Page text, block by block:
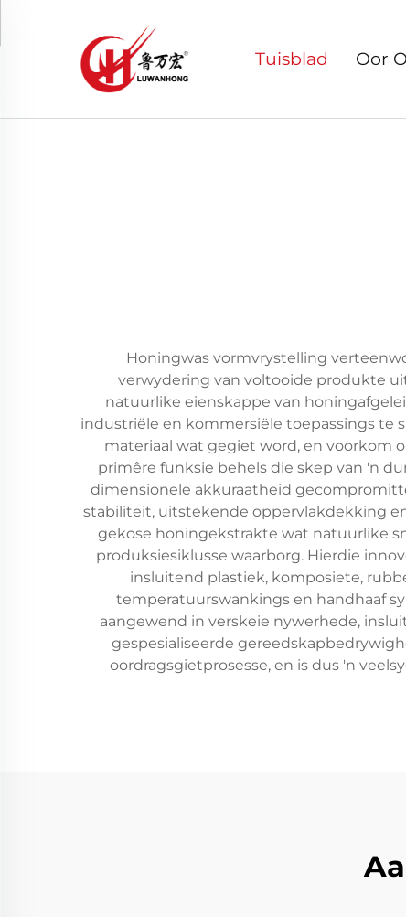
Tuisblad Oor
Honingwas vormvrystelling
verwydering van voltooide produkte
natuurlike eienskappe van
industriële en kommersiële toepassings te
materiaal wat gegiet word, en voorkom
primêre funksie behels die skep van 'n
dimensionele akkuraatheid
stabiliteit, uitstekende oppervlakdekking
gekose honingekstrakte wat natuurlike
produksiesiklusse waarborg. Hierdie
insluitend plastiek, komposiete,
temperatuurswankings en handhaaf
aangewend in verskeie nywerhede,
gespesialiseerde
oordragsgietprosesse, en is dus 'n